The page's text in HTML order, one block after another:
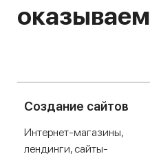
оказываем
Создание сайтов
Интернет-магазины,
лендинги, сайты-